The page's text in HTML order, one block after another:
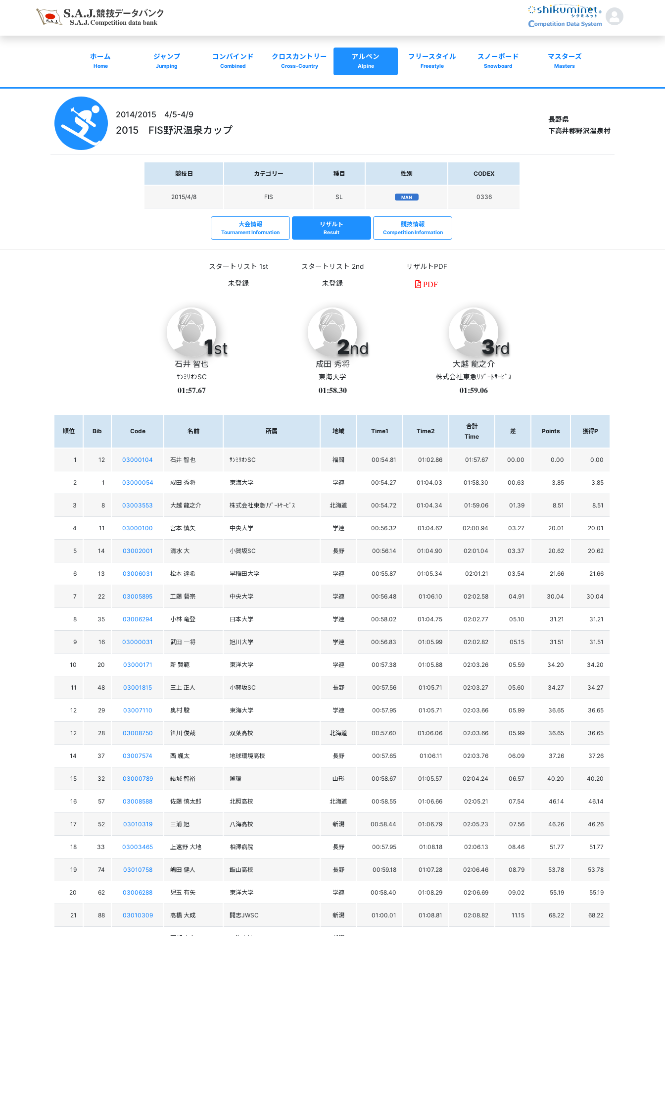
ホーム
Home
ジャンプ
Jumping
コンバインド
Combined
クロスカントリー
Cross-Country
アルペン
Alpine
フリースタイル
Freestyle
スノーボード
Snowboard
マスターズ
Masters
2014/2015 4/5-4/9
2015 FIS野沢温泉カップ
長野県
下高井郡野沢温泉村
競技日 カテゴリー 種目 性別 CODEX
2015/4/8 FIS SL MAN 0336
大会情報
Tournament Information
リザルト
Result
競技情報
Competition Information
スタートリスト 1st スタートリスト 2nd リザルトPDF
PDF
1st
石井 智也
ｻﾝﾐﾘｵﾝSC
01:57.67
2nd
成田 秀将
東海大学
01:58.30
3rd
大越 龍之介
株式会社東急ﾘｿﾞｰﾄｻｰﾋﾞｽ
01:59.06
順位 Bib Code 名前 所属 地域 Time1 Time2
合計
Time
差 Points 獲得P
1 12 03000104 石井 智也 ｻﾝﾐﾘｵﾝSC 福岡 00:54.81 01:02.86 01:57.67 00.00 0.00 0.00
2 1 03000054 成田 秀将 東海大学 学連 00:54.27 01:04.03 01:58.30 00.63 3.85 3.85
3 8 03003553 大越 龍之介 株式会社東急ﾘｿﾞｰﾄｻｰﾋﾞｽ 北海道 00:54.72 01:04.34 01:59.06 01.39 8.51 8.51
4 11 03000100 宮本 慎矢 中央大学 学連 00:56.32 01:04.62 02:00.94 03.27 20.01 20.01
5 14 03002001 清水 大 小賀坂SC 長野 00:56.14 01:04.90 02:01.04 03.37 20.62 20.62
6 13 03006031 松本 達希 早稲田大学 学連 00:55.87 01:05.34 02:01.21 03.54 21.66 21.66
7 22 03005895 工藤 督宗 中央大学 学連 00:56.48 01:06.10 02:02.58 04.91 30.04 30.04
8 35 03006294 小林 竜登 日本大学 学連 00:58.02 01:04.75 02:02.77 05.10 31.21 31.21
9 16 03000031 武田 一将 旭川大学 学連 00:56.83 01:05.99 02:02.82 05.15 31.51 31.51
10 20 03000171 新 賢範 東洋大学 学連 00:57.38 01:05.88 02:03.26 05.59 34.20 34.20
11 48 03001815 三上 正人 小賀坂SC 長野 00:57.56 01:05.71 02:03.27 05.60 34.27 34.27
12 29 03007110 奥村 駿 東海大学 学連 00:57.95 01:05.71 02:03.66 05.99 36.65 36.65
12 28 03008750 笹川 俊哉 双葉高校 北海道 00:57.60 01:06.06 02:03.66 05.99 36.65 36.65
14 37 03007574 西 颯太 地球環境高校 長野 00:57.65 01:06.11 02:03.76 06.09 37.26 37.26
15 32 03000789 結城 智裕 置環 山形 00:58.67 01:05.57 02:04.24 06.57 40.20 40.20
16 57 03008588 佐藤 慎太郎 北照高校 北海道 00:58.55 01:06.66 02:05.21 07.54 46.14 46.14
17 52 03010319 三浦 旭 八海高校 新潟 00:58.44 01:06.79 02:05.23 07.56 46.26 46.26
18 33 03003465 上遠野 大地 相澤病院 長野 00:57.95 01:08.18 02:06.13 08.46 51.77 51.77
19 74 03010758 嶋田 健人 飯山高校 長野 00:59.18 01:07.28 02:06.46 08.79 53.78 53.78
20 62 03006288 児玉 有矢 東洋大学 学連 00:58.40 01:08.29 02:06.69 09.02 55.19 55.19
21 88 03010309 高橋 大成 開志JWSC 新潟 01:00.01 01:08.81 02:08.82 11.15 68.22 68.22
園部 竜也 八海高校 新潟